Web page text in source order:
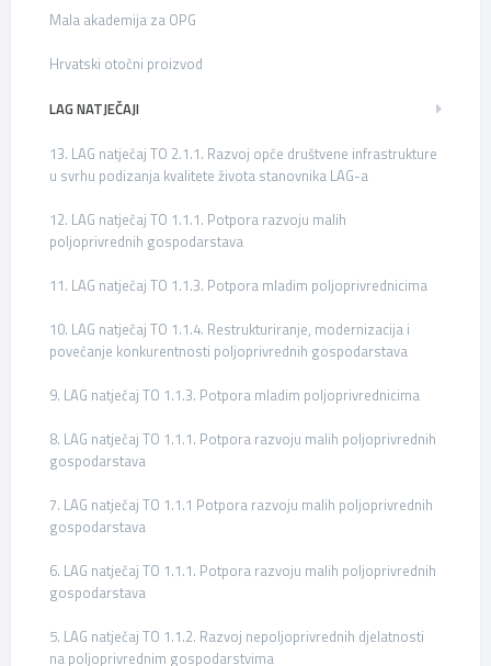
Mala akademija za OPG
Hrvatski otočni proizvod
LAG NATJEČAJI
13. LAG natječaj TO 2.1.1. Razvoj opće društvene infrastrukture
u svrhu podizanja kvalitete života stanovnika LAG-a
12. LAG natječaj TO 1.1.1. Potpora razvoju malih
poljoprivrednih gospodarstava
11. LAG natječaj TO 1.1.3. Potpora mladim poljoprivrednicima
10. LAG natječaj TO 1.1.4. Restrukturiranje, modernizacija i
povećanje konkurentnosti poljoprivrednih gospodarstava
9. LAG natječaj TO 1.1.3. Potpora mladim poljoprivrednicima
8. LAG natječaj TO 1.1.1. Potpora razvoju malih poljoprivrednih
gospodarstava
7. LAG natječaj TO 1.1.1 Potpora razvoju malih poljoprivrednih
gospodarstava
6. LAG natječaj TO 1.1.1. Potpora razvoju malih poljoprivrednih
gospodarstava
5. LAG natječaj TO 1.1.2. Razvoj nepoljoprivrednih djelatnosti
na poljoprivrednim gospodarstvima